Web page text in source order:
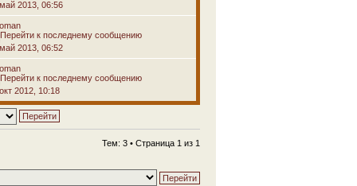
2013, 06:56
2013, 06:52
2012, 10:18
Тем: 3 • Страница 1 из 1